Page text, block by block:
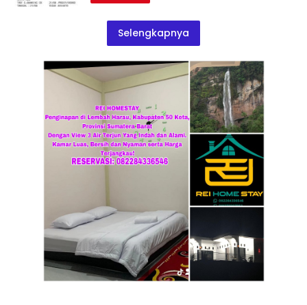
Selengkapnya